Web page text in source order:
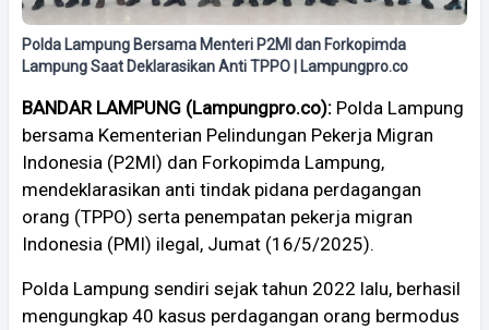
Polda Lampung Bersama Menteri P2MI dan Forkopimda
Lampung Saat Deklarasikan Anti TPPO | Lampungpro.co
BANDAR LAMPUNG (Lampungpro.co): Polda Lampung
bersama Kementerian Pelindungan Pekerja Migran
Indonesia (P2MI) dan Forkopimda Lampung,
mendeklarasikan anti tindak pidana perdagangan
orang (TPPO) serta penempatan pekerja migran
Indonesia (PMI) ilegal, Jumat (16/5/2025).
Polda Lampung sendiri sejak tahun 2022 lalu, berhasil
mengungkap 40 kasus perdagangan orang bermodus